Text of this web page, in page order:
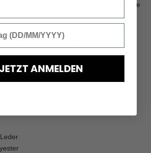
Design. Vielseitig und funktional, diese
aus weichem Nappaleder ist perfekt für
jedes Outfit mit Eleganz.
Rand an Vorder- und Rückseite
mittleres Fach mit Reißverschluss,
3 Einschubtaschen, ein Kreditkartenfach
JETZT ANMELDEN